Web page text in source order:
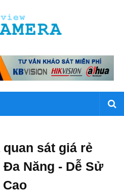
sát giá rẻ
Đa Năng - Dễ Sử